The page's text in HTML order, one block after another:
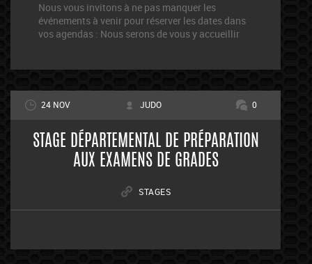
Nous vous invitons à ne pas manquer les
événements à venir pour réserver les dates dans
vos agendas : Nous serons de vous y accueillir
24 NOV JUDO 0
STAGE DÉPARTEMENTAL DE PRÉPARATION
AUX EXAMENS DE GRADES
STAGES